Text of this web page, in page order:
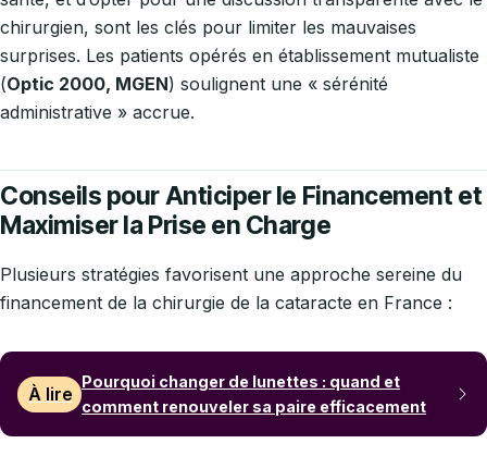
chirurgien, sont les clés pour limiter les mauvaises
surprises. Les patients opérés en établissement mutualiste
(Optic 2000, MGEN) soulignent une « sérénité
administrative » accrue.
Conseils pour Anticiper le Financement et
Maximiser la Prise en Charge
Plusieurs stratégies favorisent une approche sereine du
financement de la chirurgie de la cataracte en France :
À lire
Pourquoi changer de lunettes : quand et
comment renouveler sa paire efficacement